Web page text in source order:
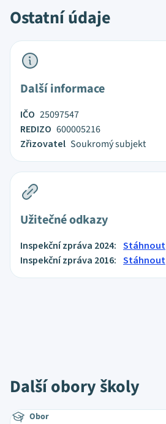
Ostatní údaje
Další informace
IČO 25097547
REDIZO 600005216
Zřizovatel Soukromý subjekt
Užitečné odkazy
Inspekční zpráva 2024: Stáhnout
Inspekční zpráva 2016: Stáhnout
Další obory školy
Obor